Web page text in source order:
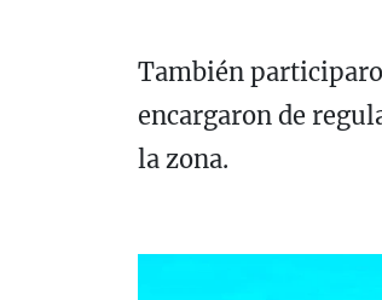
También
encargaron de
la zona.